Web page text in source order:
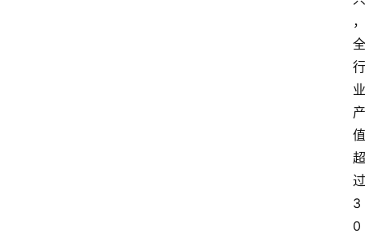
，
全
行
业
产
值
超
过
3
0